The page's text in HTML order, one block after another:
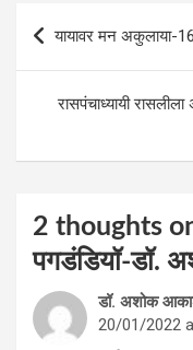
o
k
n
navigation
यायावर मन अकुलाया-
रासपंचाध्यायी
2 thoughts
पगडंडियॉ-डॉ.
डॉ. अशोक
20/01/2022